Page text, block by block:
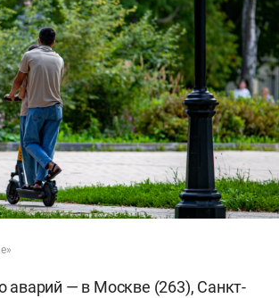
аварий — в Москве (263), Санкт-